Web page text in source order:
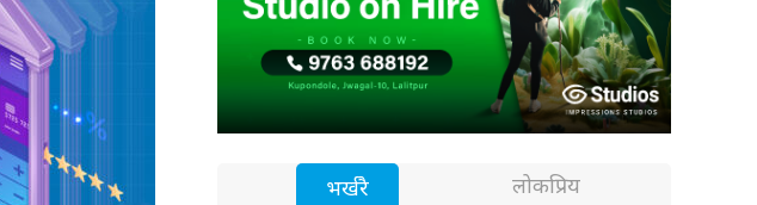
भर्खरै लोकप्रिय